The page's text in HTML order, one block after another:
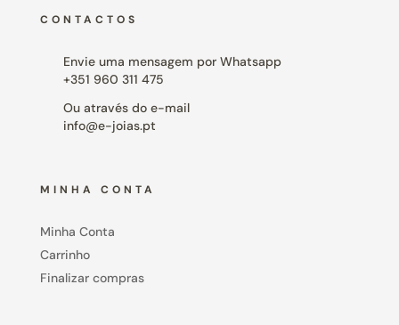
CONTACTOS
Envie uma mensagem por Whatsapp
+351 960 311 475
Ou através do e-mail
info@e-joias.pt
MINHA CONTA
Minha Conta
Carrinho
Finalizar compras